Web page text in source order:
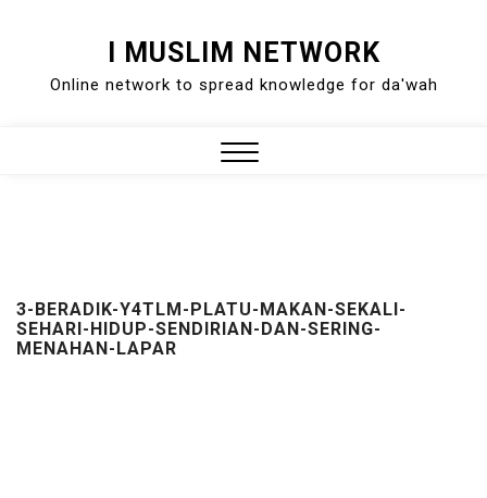
content
I MUSLIM NETWORK
Online network to spread knowledge for da'wah
3-BERADIK-Y4TLM-PLATU-MAKAN-SEKALI-
SEHARI-HIDUP-SENDIRIAN-DAN-SERING-
MENAHAN-LAPAR